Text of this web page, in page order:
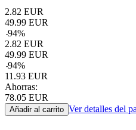
2.82 EUR
49.99 EUR
-94%
2.82 EUR
49.99 EUR
-94%
11.93 EUR
Ahorras:
78.05 EUR
Añadir al carrito Ver detalles del